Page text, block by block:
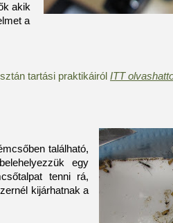
akik
a
tartási praktikáiról ITT
található,
egy
tenni rá,
kijárhatnak a